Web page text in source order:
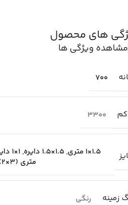
های محصول
مشاهده ویژگی ها
700
3300
1.5×1 متری ,1.5×1.5 دایره ,1×1 دایره
متری (3×2)
زمینه رنگی